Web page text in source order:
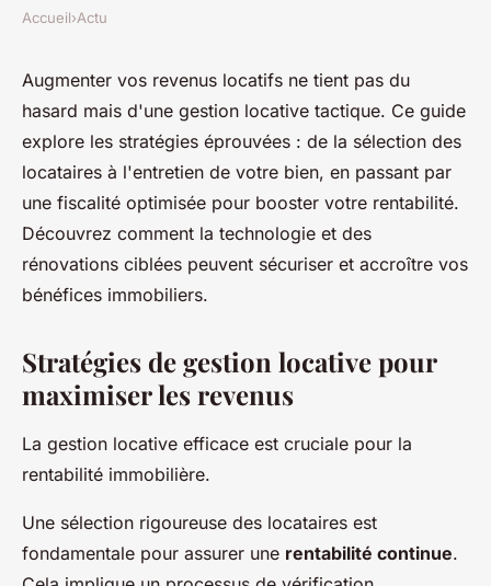
Optimisez vos revenus avec la
gestion locative
Théo•20 juin 2024•2 min de lecture
Accueil›Actu
Augmenter vos revenus locatifs ne tient pas du
hasard mais d'une gestion locative tactique. Ce guide
explore les stratégies éprouvées : de la sélection des
locataires à l'entretien de votre bien, en passant par
une fiscalité optimisée pour booster votre rentabilité.
Découvrez comment la technologie et des
rénovations ciblées peuvent sécuriser et accroître vos
bénéfices immobiliers.
Stratégies de gestion locative pour
maximiser les revenus
La gestion locative efficace est cruciale pour la
rentabilité immobilière.
Une sélection rigoureuse des locataires est
fondamentale pour assurer une rentabilité continue.